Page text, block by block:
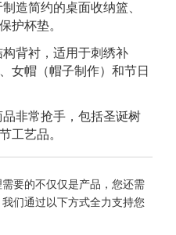
造简约的桌面收纳篮、
护杯垫。
构背衬，适用于刺绣补
女帽（帽子制作）和节日
非常抢手，包括圣诞树
工艺品。
要的不仅仅是产品，您还需
们通过以下方式全力支持您